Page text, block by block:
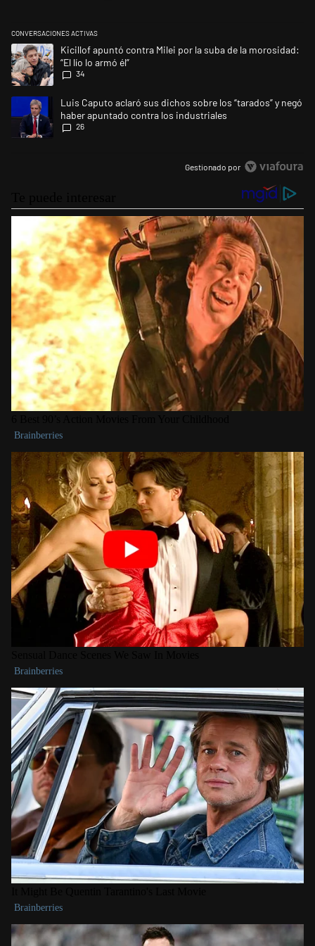
CONVERSACIONES ACTIVAS
Este listado muestra los artículos con más comentarios en los últimos
Un artículo de tendencia con el título "Kicillof apuntó contra Milei por
Kicillof apuntó contra Milei por la suba de la morosidad:
“El lío lo armó él”
34
Un artículo de tendencia con el título "Luis Caputo aclaró sus dichos
Luis Caputo aclaró sus dichos sobre los “tarados” y negó
haber apuntado contra los industriales
26
Gestionado por